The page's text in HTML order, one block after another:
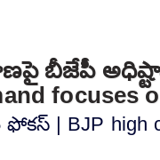
బీజేపీ
focuses
| BJP high